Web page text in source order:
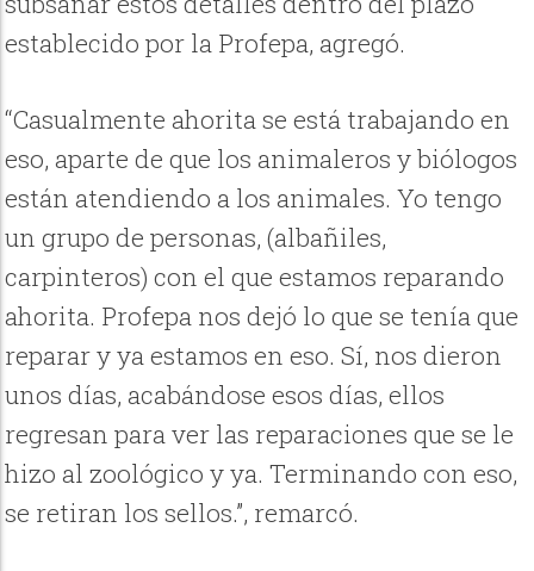
establecido por la Profepa, agregó.
“Casualmente ahorita se está trabajando en
eso, aparte de que los animaleros y biólogos
están atendiendo a los animales. Yo tengo
un grupo de personas, (albañiles,
carpinteros) con el que estamos reparando
ahorita. Profepa nos dejó lo que se tenía que
reparar y ya estamos en eso. Sí, nos dieron
unos días, acabándose esos días, ellos
regresan para ver las reparaciones que se le
hizo al zoológico y ya. Terminando con eso,
se retiran los sellos.”, remarcó.